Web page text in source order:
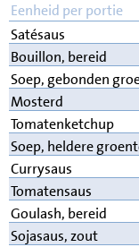
Eenheid per portie
Satésaus
Bouillon, bereid
Soep, gebonden
Mosterd
Tomatenketchup
Soep, heldere
Currysaus
Tomatensaus
Goulash, bereid
Sojasaus, zout